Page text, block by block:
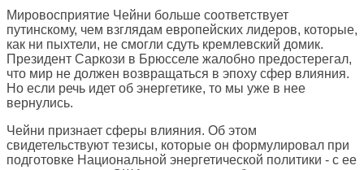
Мировосприятие Чейни больше соответствует
путинскому, чем взглядам европейских лидеров, которые,
как ни пыхтели, не смогли сдуть кремлевский домик.
Президент Саркози в Брюсселе жалобно предостерегал,
что мир не должен возвращаться в эпоху сфер влияния.
Но если речь идет об энергетике, то мы уже в нее
вернулись.
Чейни признает сферы влияния. Об этом
свидетельствуют тезисы, которые он формулировал при
подготовке Национальной энергетической политики - с ее